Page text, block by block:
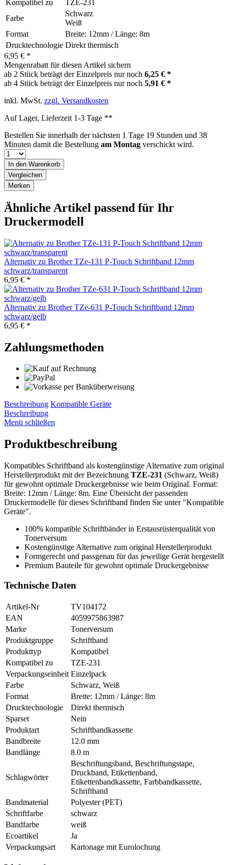
Kompatibel zu
TZE-231
Farbe
Schwarz
Weiß
Format
Breite: 12mm / Länge: 8m
Drucktechnologie Direkt thermisch
6,95 € *
Mengenrabatt für diesen Artikel sichern
ab 2 Stück beträgt der Einzelpreis nur noch 6,25 € *
ab 4 Stück beträgt der Einzelpreis nur noch 5,91 € *
inkl. MwSt. zzgl. Versandkosten
Auf Lager, Lieferzeit 1-3 Tage **
Bestellen Sie innerhalb der nächsten 1 Tage 19 Stunden und 38
Minuten damit die Bestellung am Montag verschickt wird.
In den Warenkorb
Vergleichen
Merken
Ähnliche Artikel passend für Ihr
Druckermodell
Alternativ zu Brother TZe-131 P-Touch Schriftband 12mm
schwarz/transparent
6,95 € *
Alternativ zu Brother TZe-631 P-Touch Schriftband 12mm
schwarz/gelb
6,95 € *
Zahlungsmethoden
Beschreibung Kompatible Geräte
Beschreibung
Menü schließen
Produktbeschreibung
Kompatibles Schriftband als kostengünstige Alternative zum original
Herstellerprodukt mit der Bezeichnung TZE-231 (Schwarz, Weiß)
für gewohnt optimale Druckergebnisse wie beim Original. Format:
Breite: 12mm / Länge: 8m. Eine Übersicht der passenden
Druckermodelle für dieses Schriftband finden Sie unter "Kompatible
Geräte".
100% kompatible Schriftbänder in Erstausrüsterqualität von
Tonerversum
Kostengünstige Alternative zum original Herstellerprodukt
Formgerecht und passgenau für das jeweilige Gerät hergestellt
Premium Bauteile für gewohnt optimale Druckergebnisse
Technische Daten
Artikel-Nr
TV104172
EAN
4059975863987
Marke
Tonerversum
Produktgruppe
Schriftband
Produkttyp
Kompatibel
Kompatibel zu
TZE-231
Verpackungseinheit Einzelpack
Farbe
Schwarz, Weiß
Format
Breite: 12mm / Länge: 8m
Drucktechnologie
Direkt thermisch
Sparset
Nein
Produktart
Schriftbandkassette
Bandbreite
12.0 mm
Bandlänge
8.0 m
Schlagwörter
Beschriftungsband, Beschriftungstape,
Druckband, Etikettenband,
Etikettenbandkassette, Farbbandkassette,
Schriftband
Bandmaterial
Polyester (PET)
Schriftfarbe
schwarz
Bandfarbe
weiß
Ecoartikel
Ja
Verpackungsart
Kartonage mit Eurolochung